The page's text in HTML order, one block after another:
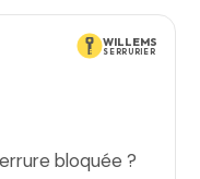
WILLEMS
SERRURIER
bloquée ?